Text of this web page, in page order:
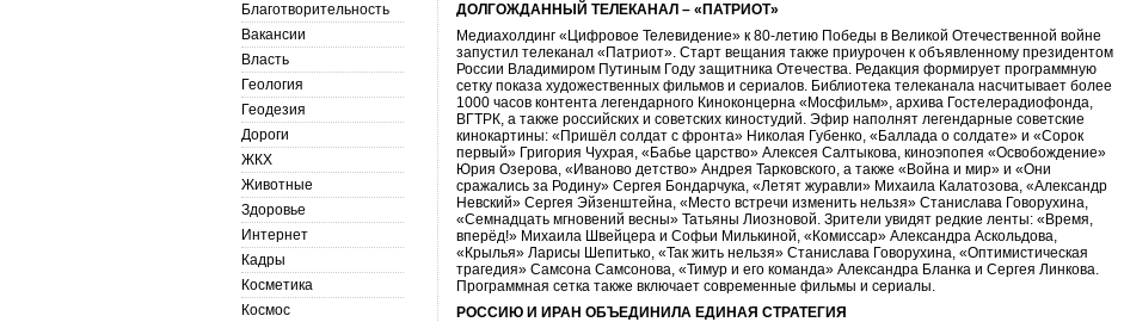
ДОЛГОЖДАННЫЙ ТЕЛЕКАНАЛ – «ПАТРИОТ»
Медиахолдинг «Цифровое Телевидение» к 80-летию Победы в Великой Отечественной войне
запустил телеканал «Патриот». Старт вещания также приурочен к объявленному президентом
России Владимиром Путиным Году защитника Отечества. Редакция формирует программную
сетку показа художественных фильмов и сериалов. Библиотека телеканала насчитывает более
1000 часов контента легендарного Киноконцерна «Мосфильм», архива Гостелерадиофонда,
ВГТРК, а также российских и советских киностудий. Эфир наполнят легендарные советские
кинокартины: «Пришёл солдат с фронта» Николая Губенко, «Баллада о солдате» и «Сорок
первый» Григория Чухрая, «Бабье царство» Алексея Салтыкова, киноэпопея «Освобождение»
Юрия Озерова, «Иваново детство» Андрея Тарковского, а также «Война и мир» и «Они
сражались за Родину» Сергея Бондарчука, «Летят журавли» Михаила Калатозова, «Александр
Невский» Сергея Эйзенштейна, «Место встречи изменить нельзя» Станислава Говорухина,
«Семнадцать мгновений весны» Татьяны Лиозновой. Зрители увидят редкие ленты: «Время,
вперёд!» Михаила Швейцера и Софьи Милькиной, «⁠Комиссар» Александра Аскольдова,
«⁠Крылья» Ларисы Шепитько, «⁠Так жить нельзя» Станислава Говорухина, «⁠Оптимистическая
трагедия» Самсона Самсонова, «⁠Тимур и его команда» Александра Бланка и Сергея Линкова.
Программная сетка также включает современные фильмы и сериалы.
РОССИЮ И ИРАН ОБЪЕДИНИЛА ЕДИНАЯ СТРАТЕГИЯ
Благотворительность
Вакансии
Власть
Геология
Геодезия
Дороги
ЖКХ
Животные
Здоровье
Интернет
Кадры
Косметика
Космос